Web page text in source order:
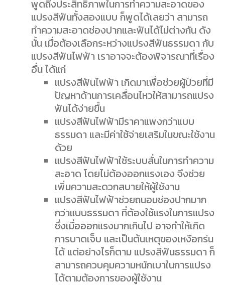
พูดถึงประสิทธิภาพในการทำความสะอาดของ
แปรงสีฟันทั้งสองแบบ ก็พูดได้เลยว่า สามารถ
ทำความสะอาดช่องปากและฟันได้ไม่ต่างกัน ดัง
นั้น เมื่อต้องเลือกระหว่างแปรงสีฟันธรรมดา กับ
แปรงสีฟันไฟฟ้า เราอาจจะต้องพิจารณาที่เรื่อง
อื่น ได้แก่
แปรงสีฟันไฟฟ้า เกิดมาเพื่อช่วยผู้ป่วยที่มี
ปัญหาด้านการเคลื่อนไหวให้สามารถแปรง
ฟันได้ง่ายขึ้น
แปรงสีฟันไฟฟ้ามีราคาแพงกว่าแบบ
ธรรมดา และมีค่าใช้จ่ายเสริมในขณะใช้งาน
ด้วย
แปรงสีฟันไฟฟ้าใช้ระบบสั่นในการทำความ
สะอาด โดยไม่ต้องออกแรงเอง จึงช่วย
เพิ่มความสะดวกสบายให้ผู้ใช้งาน
แปรงสีฟันไฟฟ้าช่วยถนอมช่องปากมาก
กว่าแบบธรรมดา ที่ต้องใช้แรงในการแปรง
ซึ่งเมื่อออกแรงมากเกินไป อาจทำให้เกิด
การบาดเจ็บ และเป็นต้นเหตุของเหงือกร่น
ได้ แต่อย่างไรก็ตาม แปรงสีฟันธรรมดา ก็
สามารถควบคุมความหนักเบาในการแปรง
ได้ตามต้องการของผู้ใช้งาน